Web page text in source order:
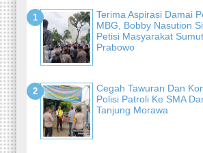
Terima Aspirasi Damai
MBG, Bobby Nasution
Petisi Masyarakat
Prabowo
Cegah Tawuran Dan
Polisi Patroli Ke SMA
Tanjung Morawa